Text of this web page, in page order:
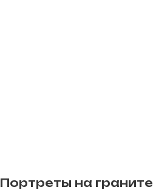
Портреты на граните